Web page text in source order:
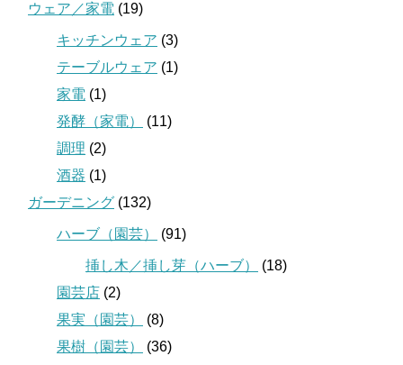
ウェア／家電 (19)
キッチンウェア (3)
テーブルウェア (1)
家電 (1)
発酵（家電）
(11)
調理 (2)
酒器 (1)
ガーデニング (132)
ハーブ（園芸） (91)
挿し木／挿し芽（ハーブ）
(18)
園芸店 (2)
果実（園芸）
(8)
果樹（園芸）
(36)